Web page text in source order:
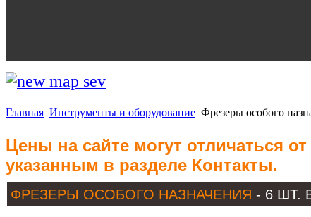
Главная Инструменты и оборудование Фрезеры особого
Цены на сайте могут отличаться
указанным в разделе Контакты.
ФРЕЗЕРЫ ОСОБОГО НАЗНАЧЕНИЯ - 6 ШТ.